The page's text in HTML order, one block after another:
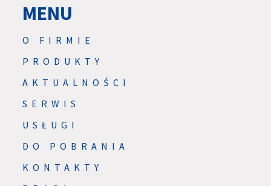
MENU
O FIRMIE
PRODUKTY
AKTUALNOŚCI
SERWIS
USŁUGI
DO POBRANIA
KONTAKTY